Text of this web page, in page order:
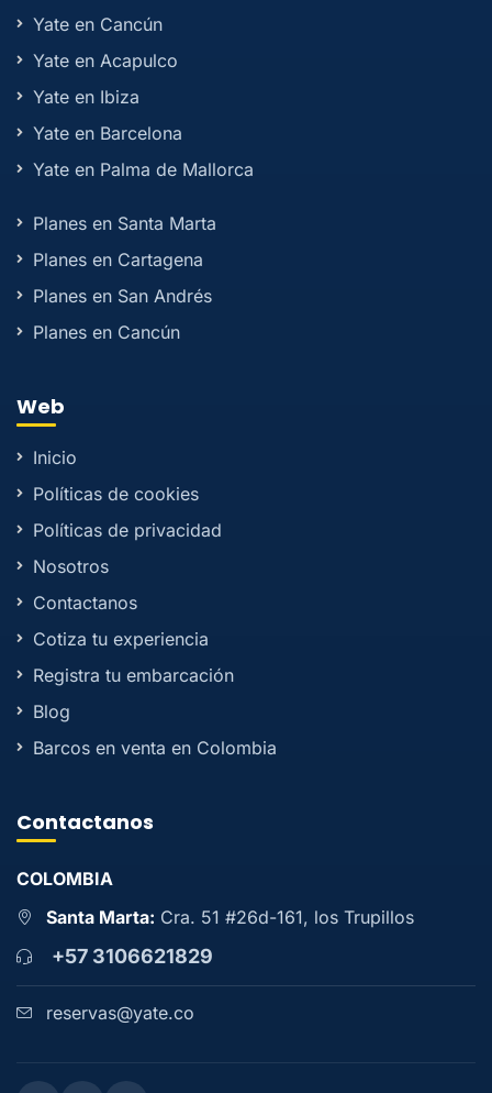
Yate en Cancún
Yate en Acapulco
Yate en Ibiza
Yate en Barcelona
Yate en Palma de Mallorca
Planes en Santa Marta
Planes en Cartagena
Planes en San Andrés
Planes en Cancún
Web
Inicio
Políticas de cookies
Políticas de privacidad
Nosotros
Contactanos
Cotiza tu experiencia
Registra tu embarcación
Blog
Barcos en venta en Colombia
Contactanos
COLOMBIA
Santa Marta: Cra. 51 #26d-161, los Trupillos
+57 3106621829
reservas@yate.co